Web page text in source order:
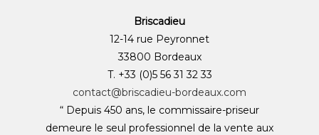
Briscadieu
12-14 rue Peyronnet
33800 Bordeaux
T. +33 (0)5 56 31 32 33
contact@briscadieu-bordeaux.com
“ Depuis 450 ans, le commissaire-priseur
demeure le seul professionnel de la vente aux